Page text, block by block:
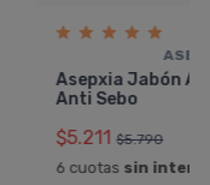
Asepxia Jabón
Anti Sebo
$5.211 $5.790
6 cuotas sin